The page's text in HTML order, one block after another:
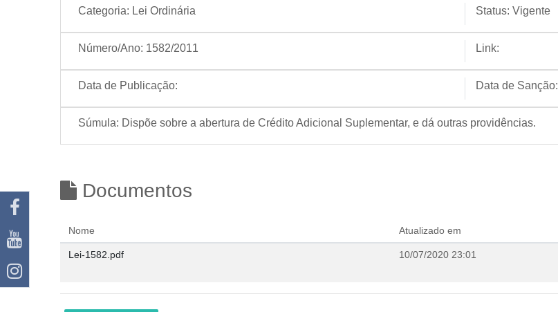
Categoria: Lei Ordinária Status: Vigente
Número/Ano: 1582/2011 Link:
Data de Publicação: Data de Sanção:
Súmula: Dispõe sobre a abertura de Crédito Adicional Suplementar, e dá outras providências.
Documentos
Nome Atualizado em
Lei-1582.pdf 10/07/2020 23:01